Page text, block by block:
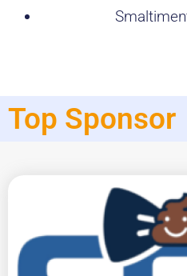
Top Sponsor